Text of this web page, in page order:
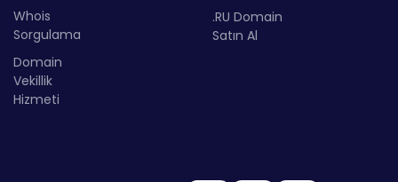
Whois
Sorgulama
Domain
Vekillik
Hizmeti
.RU Domain
Satın Al